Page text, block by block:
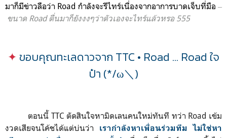
มาก็มีข่าวลือว่า Road กำลังจะรีไทร์เนื่องจากอาการบาดเจ็บที่มือ ‒
ขนาด Road ตื่นมาก็ยังงงๆว่าตัวเองจะไทร์แล้วหรอ 555
✦ขอบคุณทะเลดาวจาก TTC • Road ... Road ใจ
ป๋า (*/ω＼)
ตอนนี้ TTC ตัดสินใจหามิดเลนคนใหม่ทันที ทว่า Road เข้ม
งวดเสียจนโค้ชได้แต่บ่นว่า เรากำลังหาเพื่อนร่วมทีม ไม่ใช่หา